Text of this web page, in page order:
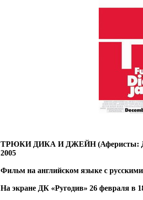
ТРЮКИ ДИКА И ДЖЕЙН (Аферисты: Дик
2005
Фильм на английском языке с
На экране ДК «Ругодив» 26 февраля в